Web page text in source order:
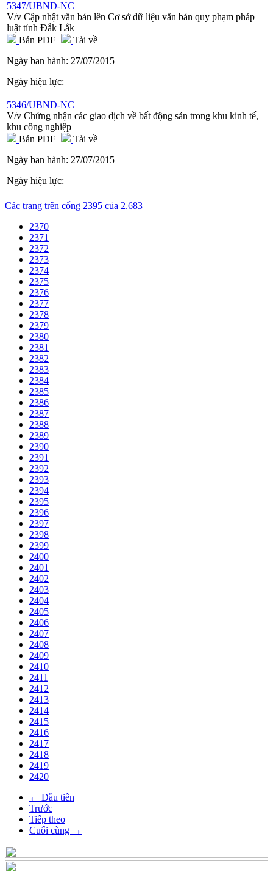
5347/UBND-NC
V/v Cập nhật văn bản lên Cơ sở dữ liệu văn bản quy phạm pháp
luật tỉnh Đắk Lắk
Bản PDF
Tải về
Ngày ban hành: 27/07/2015
Ngày hiệu lực:
5346/UBND-NC
V/v Chứng nhận các giao dịch về bất động sản trong khu kinh tế,
khu công nghiệp
Bản PDF
Tải về
Ngày ban hành: 27/07/2015
Ngày hiệu lực:
Các trang trên cổng 2395 của 2.683
2370
2371
2372
2373
2374
2375
2376
2377
2378
2379
2380
2381
2382
2383
2384
2385
2386
2387
2388
2389
2390
2391
2392
2393
2394
2395
2396
2397
2398
2399
2400
2401
2402
2403
2404
2405
2406
2407
2408
2409
2410
2411
2412
2413
2414
2415
2416
2417
2418
2419
2420
← Đầu tiên
Trước
Tiếp theo
Cuối cùng →